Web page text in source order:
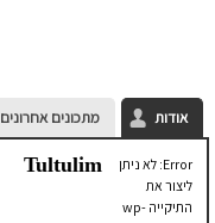
אודות מתכונים אחרונים
Error: לא ניתן
ליצור את
התיקייה wp-
Tultulim